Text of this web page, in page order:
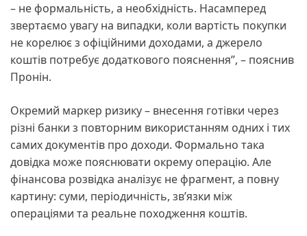
– не формальність, а необхідність. Насамперед
звертаємо увагу на випадки, коли вартість покупки
не корелює з офіційними доходами, а джерело
коштів потребує додаткового пояснення”, – пояснив
Пронін.
Окремий маркер ризику – внесення готівки через
різні банки з повторним використанням одних і тих
самих документів про доходи. Формально така
довідка може пояснювати окрему операцію. Але
фінансова розвідка аналізує не фрагмент, а повну
картину: суми, періодичність, зв’язки між
операціями та реальне походження коштів.